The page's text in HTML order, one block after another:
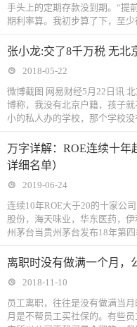
手头上的定期存款没到期。“提
期利率算。我初步算了下，至少
张小龙:交了8千万税 无北
2018-05-22
微博截图 网易财经5月22日讯
博称，我没有北京户籍，孩子
小的私人办的学校，那个学校没
万字详解：ROE连续十年
详细名单）
2019-06-24
连续10年ROE大于20的十家公
股份，海天味业，华东医药，
州茅台当贵州茅台发布18年第
离职时没有做满一个月，
2018-11-10
员工离职，往往是没有做满当
月是不帮员工买社保的。有些